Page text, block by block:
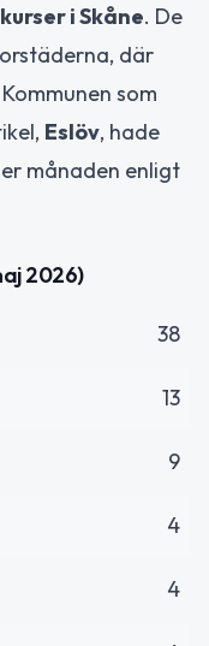
i Skåne. De
där
som
Eslöv, hade
månaden enligt
2026)
38
13
9
4
4